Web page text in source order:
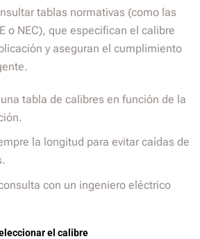
tablas normativas (como las
o NEC), que especifican el calibre
y aseguran el cumplimiento
tabla de calibres en función de la
la longitud para evitar caídas de
con un ingeniero eléctrico
el calibre